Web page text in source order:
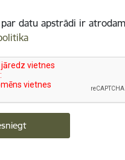
datu apstrādi ir